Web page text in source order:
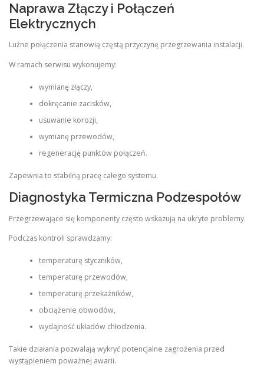
Naprawa Złączy i Połączeń
Elektrycznych
Luźne połączenia stanowią częstą przyczynę przegrzewania instalacji.
W ramach serwisu wykonujemy:
wymianę złączy,
dokręcanie zacisków,
usuwanie korozji,
wymianę przewodów,
regenerację punktów połączeń.
Zapewnia to stabilną pracę całego systemu.
Diagnostyka Termiczna Podzespołów
Przegrzewające się komponenty często wskazują na ukryte problemy.
Podczas kontroli sprawdzamy:
temperaturę styczników,
temperaturę przewodów,
temperaturę przekaźników,
obciążenie obwodów,
wydajność układów chłodzenia.
Takie działania pozwalają wykryć potencjalne zagrożenia przed
wystąpieniem poważnej awarii.